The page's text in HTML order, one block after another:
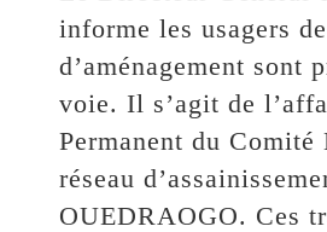
informe les usagers
d’aménagement sont
voie. Il s’agit de
Permanent du
réseau
OUEDRAOGO. Ces